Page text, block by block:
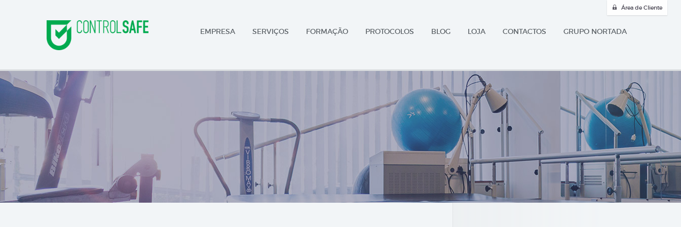
Área de Cliente
EMPRESA SERVIÇOS FORMAÇÃO PROTOCOLOS BLOG LOJA CONTACTOS GRUPO NORTADA